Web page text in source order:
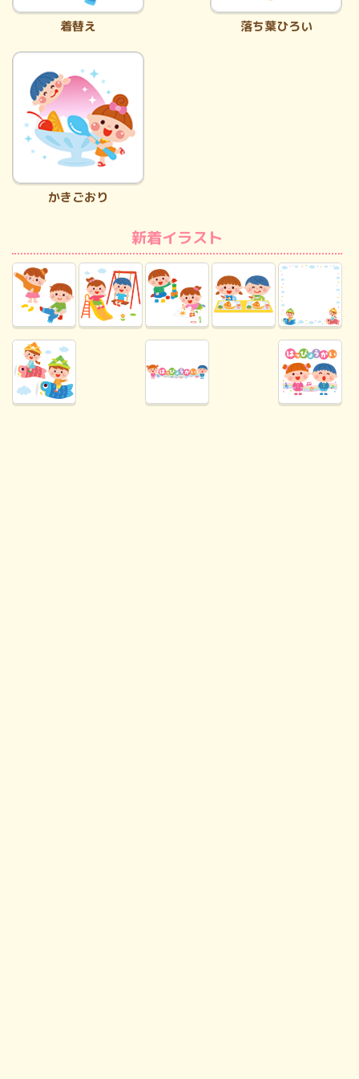
着替え 落ち葉ひろい
かきごおり
新着イラスト